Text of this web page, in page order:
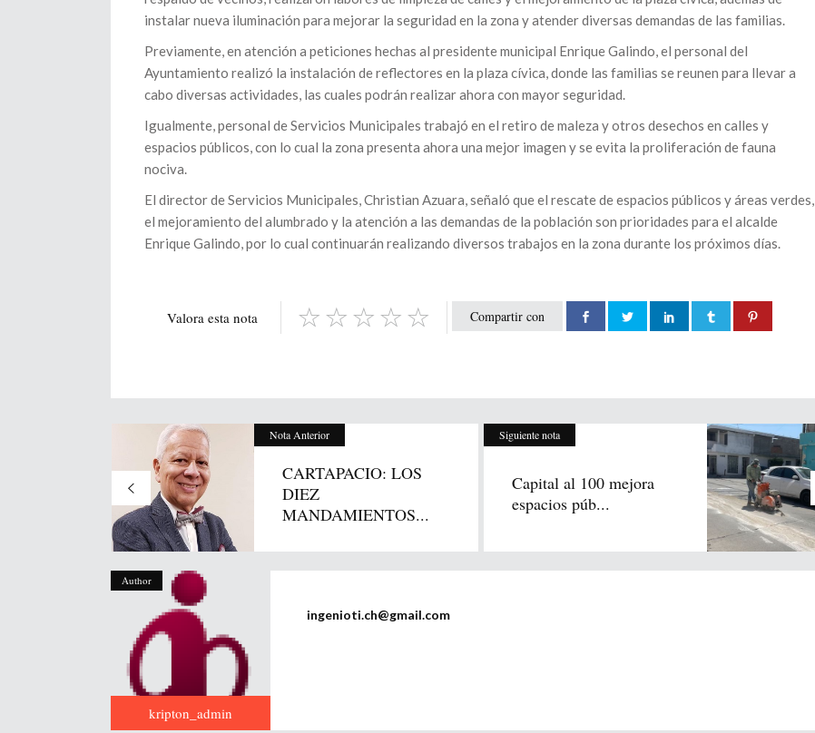
instalar nueva iluminación para mejorar la seguridad en la zona y atender diversas demandas de las familias.
Previamente, en atención a peticiones hechas al presidente municipal Enrique Galindo, el personal del
Ayuntamiento realizó la instalación de reflectores en la plaza cívica, donde las familias se reunen para llevar a
cabo diversas actividades, las cuales podrán realizar ahora con mayor seguridad.
Igualmente, personal de Servicios Municipales trabajó en el retiro de maleza y otros desechos en calles y
espacios públicos, con lo cual la zona presenta ahora una mejor imagen y se evita la proliferación de fauna
nociva.
El director de Servicios Municipales, Christian Azuara, señaló que el rescate de espacios públicos y áreas verdes,
el mejoramiento del alumbrado y la atención a las demandas de la población son prioridades para el alcalde
Enrique Galindo, por lo cual continuarán realizando diversos trabajos en la zona durante los próximos días.
Compartir con
Valora esta nota
Nota Anterior
CARTAPACIO: LOS
DIEZ
MANDAMIENTOS...
Siguiente nota
Capital al 100 mejora
espacios púb...
Author
kripton_admin
ingenioti.ch@gmail.com